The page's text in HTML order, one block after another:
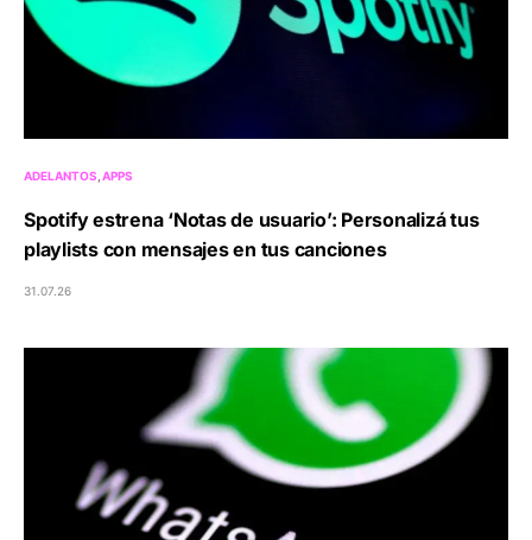
ADELANTOS APPS
Spotify estrena ‘Notas de usuario’: Personalizá tus
playlists con mensajes en tus canciones
31.07.26